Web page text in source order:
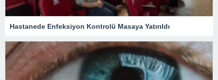
Hastanede Enfeksiyon Kontrolü Masaya Yatırıldı